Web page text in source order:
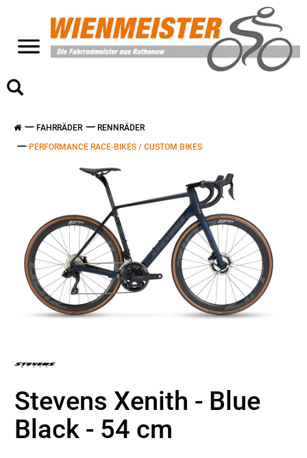
FAHRRÄDER
RENNRÄDER
PERFORMANCE RACE-BIKES / CUSTOM BIKES
Stevens Xenith - Blue
Black - 54 cm